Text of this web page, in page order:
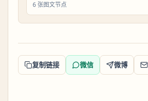
6 张图文节点
复制链接 微信 微博